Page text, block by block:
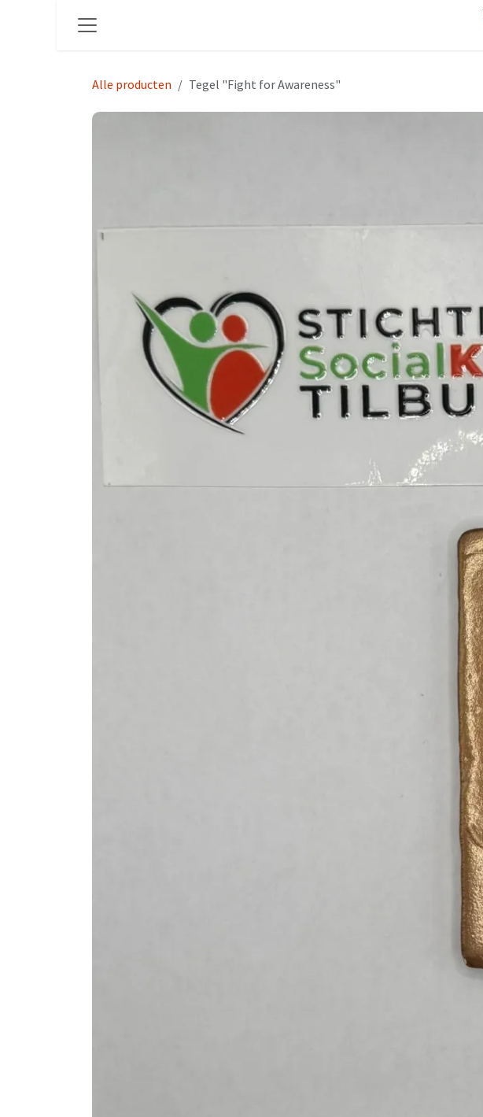
Alle producten Tegel "Fight for Awareness"